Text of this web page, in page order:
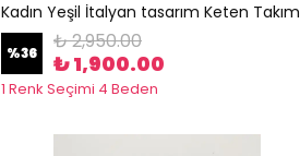
Kadın Yeşil İtalyan tasarım Keten Takım
%36 ₺ 2,950.00
₺ 1,900.00
1 Renk Seçimi 4 Beden